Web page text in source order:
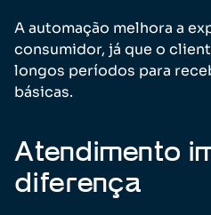
A automação melhora a
consumidor, já que o
longos períodos para
básicas.
Atendimento
diferença